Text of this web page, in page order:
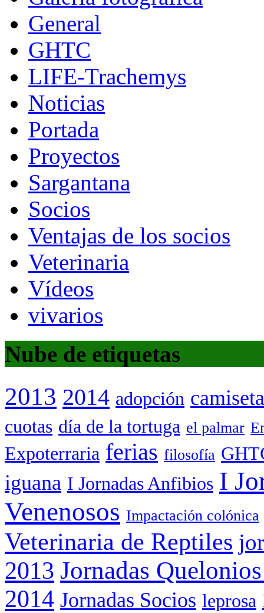
General
GHTC
LIFE-Trachemys
Noticias
Portada
Proyectos
Sargantana
Socios
Ventajas de los socios
Veterinaria
Vídeos
vivarios
Nube de etiquetas
2013 2014 adopción
cuotas día de la tortuga el palmar
Expoterraria ferias filosofía
iguana I Jornadas Anfibios I
Venenosos Impactación colónica
Veterinaria de Reptiles
2013 Jornadas
2014 Jornadas Socios leprosa